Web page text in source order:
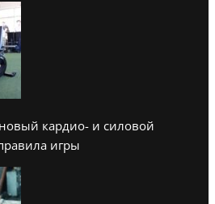
кардио- и силовой
игры